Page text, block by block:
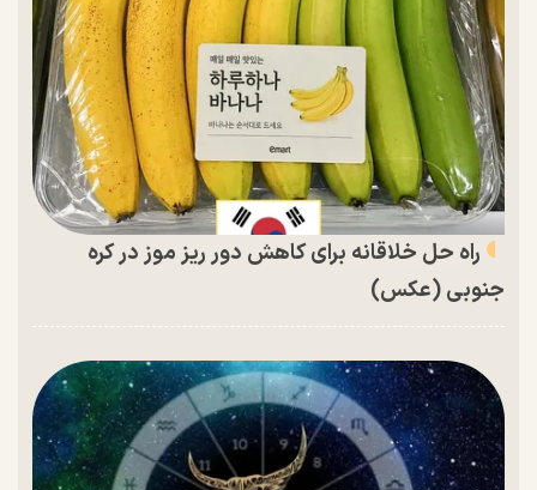
راه حل خلاقانه برای کاهش دور ریز موز در کره
جنوبی (عکس)